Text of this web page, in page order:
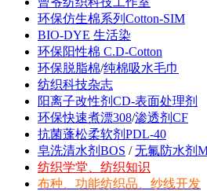
环保仿生棉系列Cotton-SIM
BIO-DYE 生活染
环保阳性棉 C.D-Cotton
环保脱脂棉/纯棉吸水毛巾
纺织科技杂志
阳离子改性剂CD-表面处理剂
环保快速煮漂308/渗透剂CF
抗菌蓬松柔软剂PDL-40
皂洗清水剂BOS /无氟防水剂
纺织学堂、纺织知识
布种、功能纺织品、纱线开发